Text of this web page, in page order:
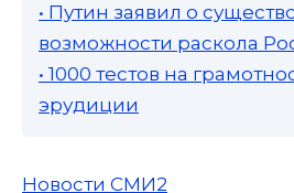
• Путин заявил о
возможности раскола
• 1000 тестов на
эрудиции
Новости СМИ2